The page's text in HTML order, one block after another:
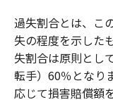
過失割合とは、こ
失の程度を示した
失割合は原則とし
転手）60％となり
応じて損害賠償額